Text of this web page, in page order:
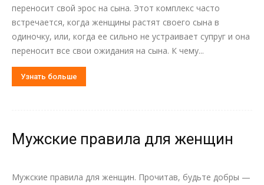
переносит свой эрос на сына. Этот комплекс часто
встречается, когда женщины растят своего сына в
одиночку, или, когда ее сильно не устраивает супруг и она
переносит все свои ожидания на сына. К чему...
Узнать больше
Мужские правила для женщин
Мужские правила для женщин. Прочитав, будьте добры —